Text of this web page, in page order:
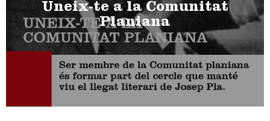
Uneix-te a la Comunitat
Planiana